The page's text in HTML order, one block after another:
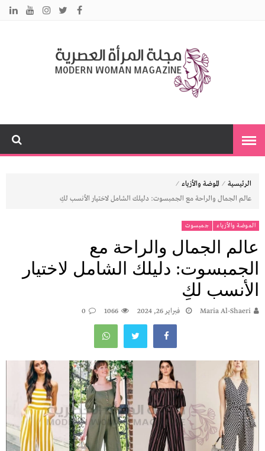
الرئيسية ⁄ الموضة والأزياء ⁄
عالم الجمال والراحة مع الجمبسوت: دليلك الشامل لاختيار الأنسب لكِ
الموضة والأزياء جمبسوت
عالم الجمال والراحة مع
الجمبسوت: دليلك الشامل لاختيار
الأنسب لكِ
Maria Al-Shaeri فبراير 26, 2024 1066
0